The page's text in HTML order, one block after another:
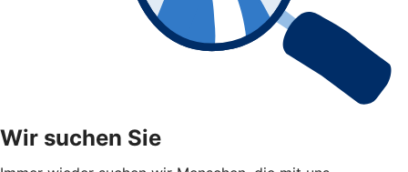
Wir suchen Sie